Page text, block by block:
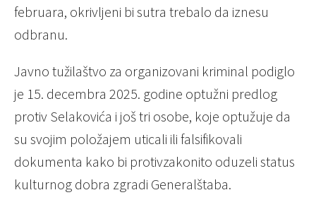
februara, okrivljeni bi sutra trebalo da iznesu
odbranu.
Javno tužilaštvo za organizovani kriminal podiglo
je 15. decembra 2025. godine optužni predlog
protiv Selakovića i još tri osobe, koje optužuje da
su svojim položajem uticali ili falsifikovali
dokumenta kako bi protivzakonito oduzeli status
kulturnog dobra zgradi Generalštaba.